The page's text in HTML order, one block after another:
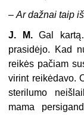
–Ar dažnai taip
J. M.Gal
prasidėjo. Kad
reikės pačiam
virint reikėdavo.
sterilumo
mama